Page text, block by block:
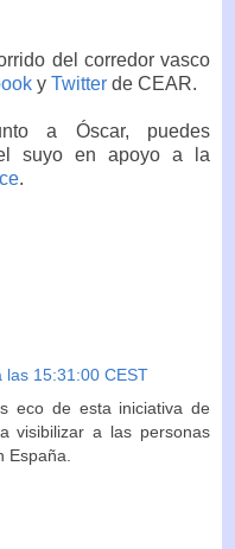
del corredor vasco
y Twitter de CEAR.
a Óscar, puedes
suyo en apoyo a la
.
las 15:31:00 CEST
eco de esta iniciativa de
visibilizar a las personas
España.